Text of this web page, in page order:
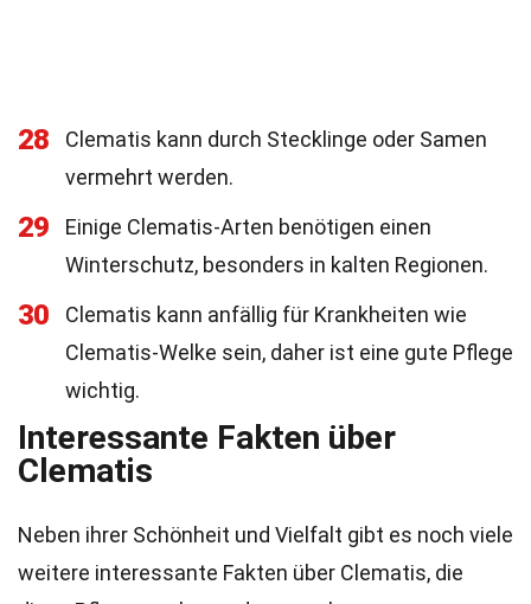
28
Clematis kann durch Stecklinge oder Samen
vermehrt werden.
29
Einige Clematis-Arten benötigen einen
Winterschutz, besonders in kalten Regionen.
30
Clematis kann anfällig für Krankheiten wie
Clematis-Welke sein, daher ist eine gute Pflege
wichtig.
Interessante Fakten über
Clematis
Neben ihrer Schönheit und Vielfalt gibt es noch viele
weitere interessante Fakten über Clematis, die